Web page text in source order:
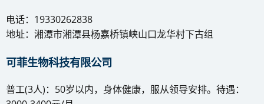
电话：19330262838
地址：湘潭市湘潭县杨嘉桥镇峡山口龙华村下古组
可菲生物科技有限公司
普工(3人)：50岁以内，身体健康，服从领导安排。待遇：